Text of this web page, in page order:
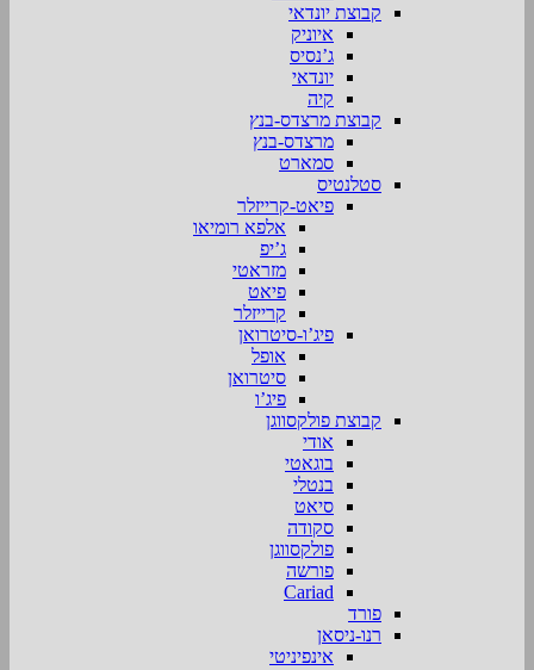
קבוצת יונדאי
איוניק
ג’נסיס
יונדאי
קיה
קבוצת מרצדס-בנץ
מרצדס-בנץ
סמארט
סטלנטיס
פיאט-קרייזלר
אלפא רומיאו
ג’יפ
מזראטי
פיאט
קרייזלר
פיג’ו-סיטרואן
אופל
סיטרואן
פיג’ו
קבוצת פולקסווגן
אודי
בוגאטי
בנטלי
סיאט
סקודה
פולקסווגן
פורשה
Cariad
פורד
רנו-ניסאן
אינפיניטי